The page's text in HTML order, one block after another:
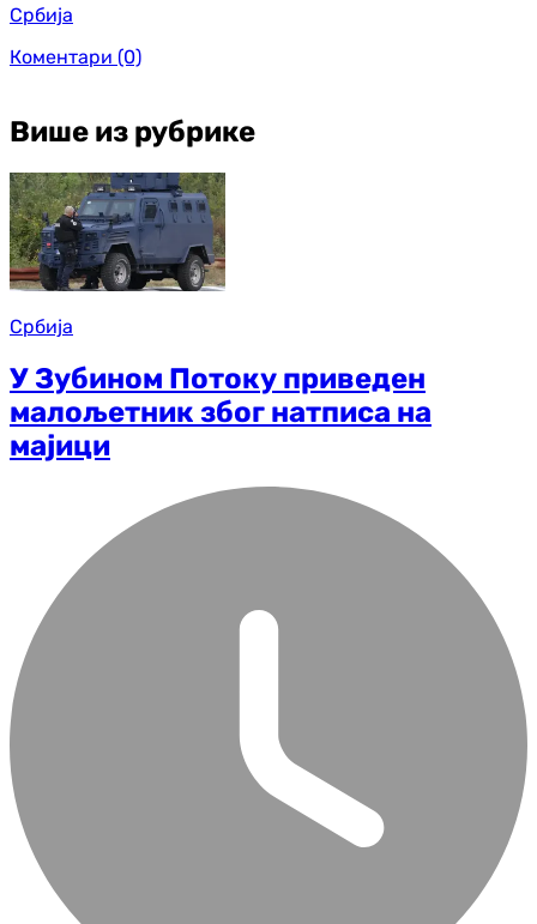
Србија
Коментари (0)
Више из рубрике
Србија
У Зубином Потоку приведен
малољетник због натписа на
мајици